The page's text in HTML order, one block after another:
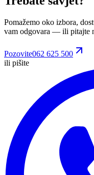
Pomažemo oko izbora,
vam odgovara — ili pitajte
Pozovite062 625 500
ili pišite